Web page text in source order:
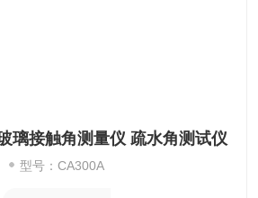
璃接触角测量仪 疏水角测试仪
型号：CA300A